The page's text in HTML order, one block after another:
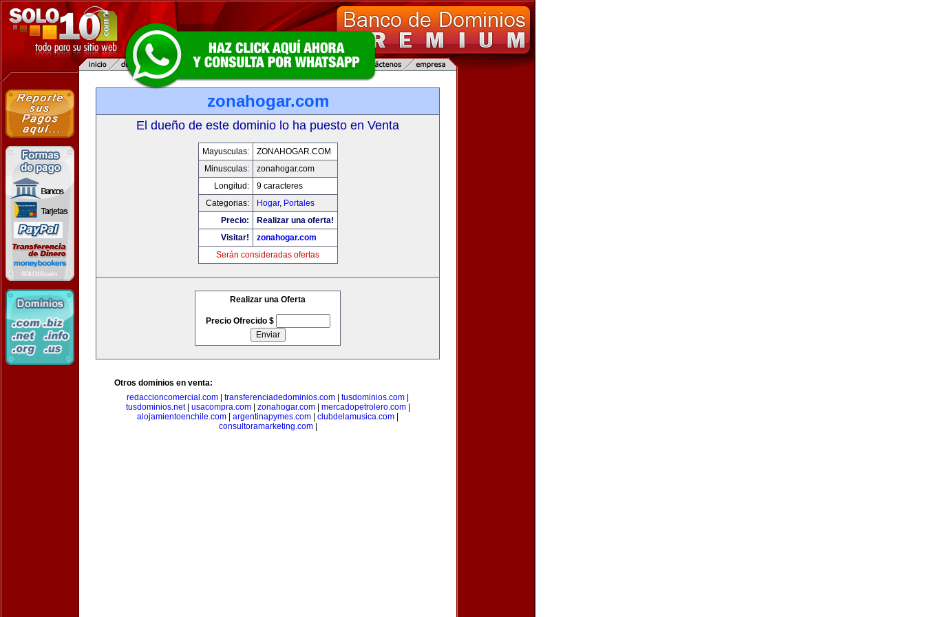
zonahogar.com
El dueño de este dominio lo ha puesto en Venta
Mayusculas:
ZONAHOGAR.COM
Minusculas:
zonahogar.com
Longitud:
9 caracteres
Categorias:
Hogar, Portales
Precio:
Realizar una oferta!
Visitar!
zonahogar.com
Serán consideradas ofertas
Realizar una Oferta
Precio Ofrecido $
Otros dominios en venta:
redaccioncomercial.com
transferenciadedominios.com tusdominios.com
tusdominios.net| usacompra.com| zonahogar.com| mercadopetrolero.com|
alojamientoenchile.com
argentinapymes.com clubdelamusica.com
consultoramarketing.com|